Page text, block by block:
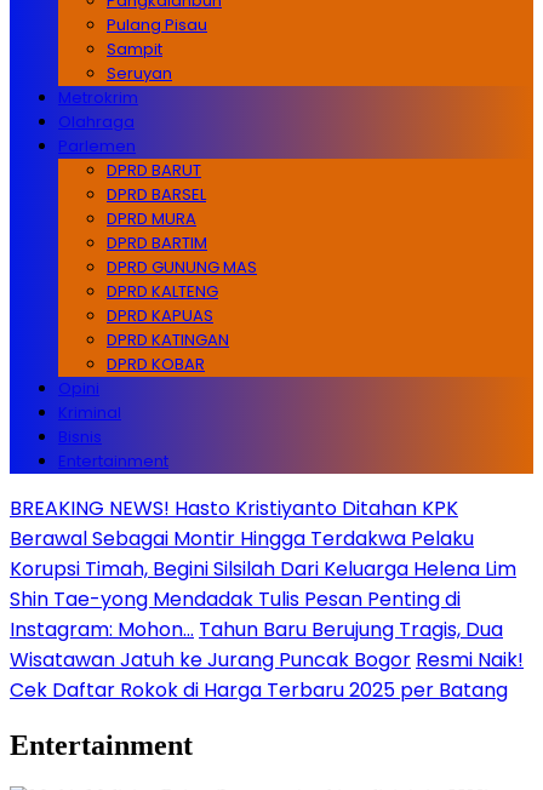
Pulang Pisau
Sampit
Seruyan
Metrokrim
Olahraga
Parlemen
DPRD BARUT
DPRD BARSEL
DPRD MURA
DPRD BARTIM
DPRD GUNUNG MAS
DPRD KALTENG
DPRD KAPUAS
DPRD KATINGAN
DPRD KOBAR
Opini
Kriminal
Bisnis
Entertainment
BREAKING NEWS! Hasto Kristiyanto Ditahan KPK
Berawal Sebagai Montir Hingga Terdakwa Pelaku
Korupsi Timah, Begini Silsilah Dari Keluarga Helena Lim
Shin Tae-yong Mendadak Tulis Pesan Penting di
Instagram: Mohon… Tahun Baru Berujung Tragis, Dua
Wisatawan Jatuh ke Jurang Puncak Bogor Resmi Naik!
Cek Daftar Rokok di Harga Terbaru 2025 per Batang
Entertainment